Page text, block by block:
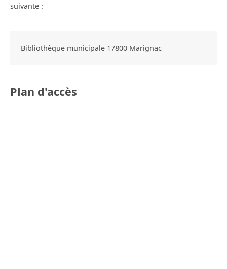
suivante :
Bibliothèque municipale 17800 Marignac
Plan d'accès